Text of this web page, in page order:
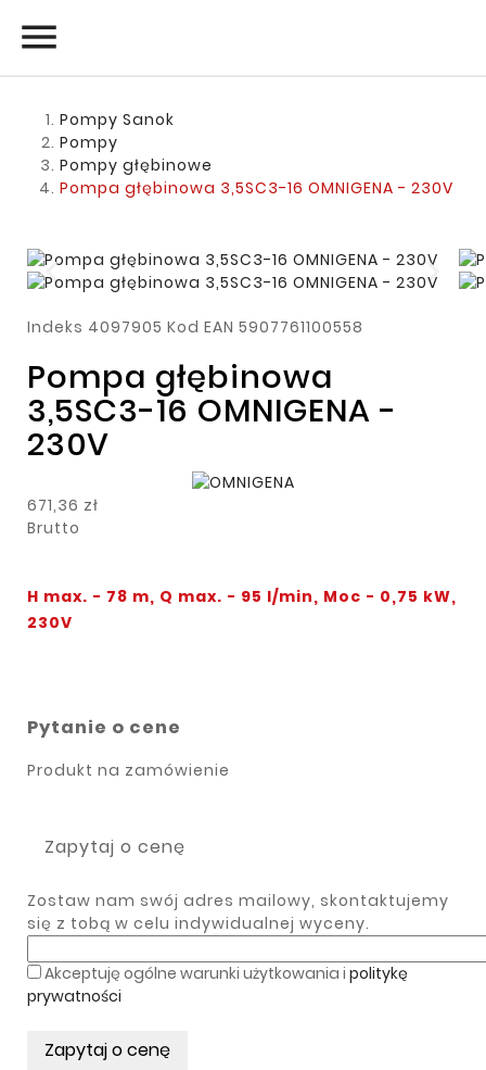

Pompy Sanok
Pompy
Pompy głębinowe
Pompa głębinowa 3,5SC3-16 OMNIGENA - 230V
Indeks 4097905 Kod EAN 5907761100558
Pompa głębinowa
3,5SC3-16 OMNIGENA -
230V
671,36 zł
Brutto
H max. - 78 m, Q max. - 95 l/min, Moc - 0,75 kW,
230V
Pytanie o cene
Produkt na zamówienie
Zapytaj o cenę
Zostaw nam swój adres mailowy, skontaktujemy
się z tobą w celu indywidualnej wyceny.
Akceptuję ogólne warunki użytkowania i politykę
prywatności